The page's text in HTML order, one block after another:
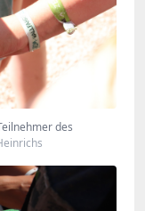
des